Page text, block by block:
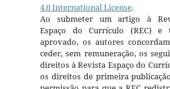
4.0 International License.
Ao submeter um artigo à
Espaço do Currículo (REC) e
aprovado, os autores
ceder, sem remuneração, os
direitos à Revista Espaço do
os direitos de primeira